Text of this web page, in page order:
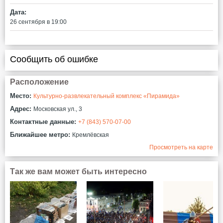
Дата:
26 сентября в 19:00
Сообщить об ошибке
Расположение
Место: Культурно-развлекательный комплекс «Пирамида»
Адрес: Московская ул., 3
Контактные данные: +7 (843) 570-07-00
Ближайшее метро: Кремлёвская
Просмотреть на карте
Так же вам может быть интересно